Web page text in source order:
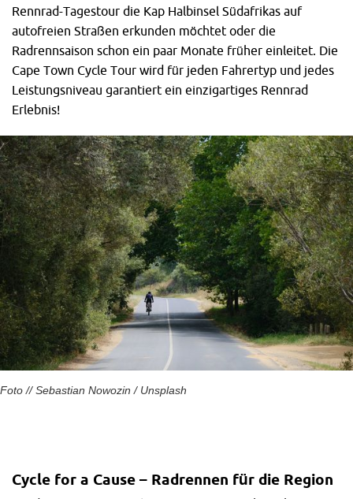
Rennrad-Tagestour die Kap Halbinsel Südafrikas auf
autofreien Straßen erkunden möchtet oder die
Radrennsaison schon ein paar Monate früher einleitet. Die
Cape Town Cycle Tour wird für jeden Fahrertyp und jedes
Leistungsniveau garantiert ein einzigartiges Rennrad
Erlebnis!
Foto // Sebastian Nowozin / Unsplash
Cycle for a Cause – Radrennen für die Region